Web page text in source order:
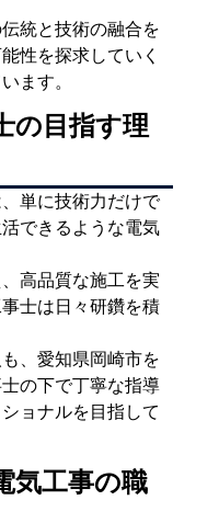
統と技術の融合を
性を探求していく
ます。
の目指す理
単に技術力だけで
できるような電気
高品質な施工を実
士は日々研鑽を積
、愛知県岡崎市を
の下で丁寧な指導
ョナルを目指して
気工事の職